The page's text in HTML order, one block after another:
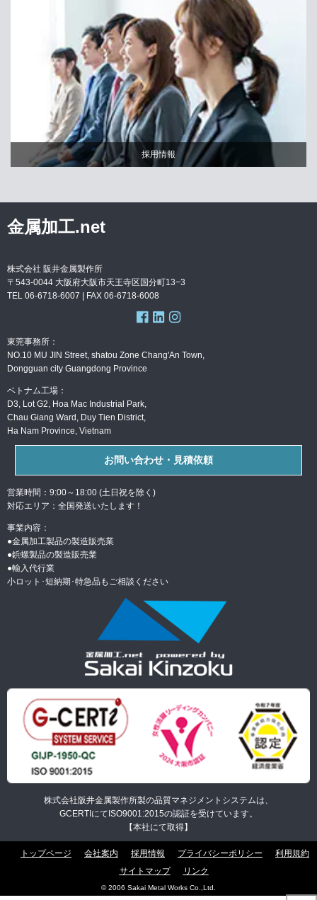
採用情報
金属加工.net
株式会社 阪井金属製作所
〒543-0044 大阪府大阪市天王寺区国分町13−3
TEL 06-6718-6007 | FAX 06-6718-6008
東莞事務所：
NO.10 MU JIN Street, shatou Zone Chang'An Town,
Dongguan city Guangdong Province
ベトナム工場：
D3, Lot G2, Hoa Mac Industrial Park,
Chau Giang Ward, Duy Tien District,
Ha Nam Province, Vietnam
お問い合わせ・見積依頼
営業時間：9:00～18:00 (土日祝を除く)
対応エリア：全国発送いたします！
事業内容：
●金属加工製品の製造販売業
●鋲螺製品の製造販売業
●輸入代行業
小ロット･短納期･特急品もご相談ください
株式会社阪井金属製作所製の品質マネジメントシステムは、
GCERTIにてISO9001:2015の認証を受けています。
【本社にて取得】
© 2006 Sakai Metal Works Co.,Ltd.
トップページ 会社案内 採用情報 プライバシーポリシー
利用規約
サイトマップ
リンク